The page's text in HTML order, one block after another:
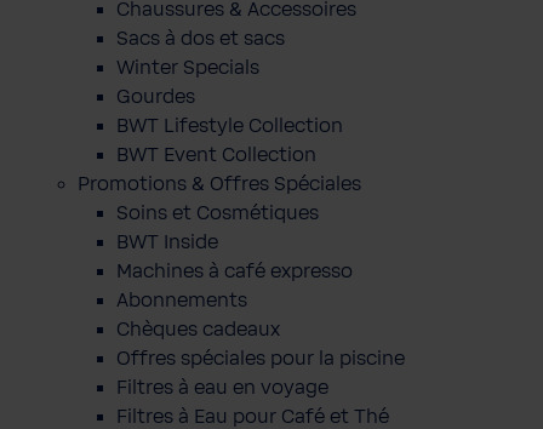
Chaussures & Accessoires
Sacs à dos et sacs
Winter Specials
Gourdes
BWT Lifestyle Collection
BWT Event Collection
Promotions & Offres Spéciales
Soins et Cosmétiques
BWT Inside
Machines à café expresso
Abonnements
Chèques cadeaux
Offres spéciales pour la piscine
Filtres à eau en voyage
Filtres à Eau pour Café et Thé